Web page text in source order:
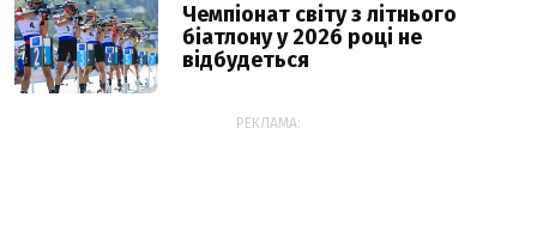
Чемпіонат світу з літнього
біатлону у 2026 році не
відбудеться
РЕКЛАМА: